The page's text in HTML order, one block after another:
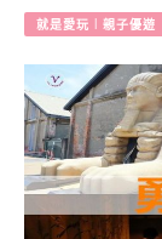
就是愛玩︱親子優遊